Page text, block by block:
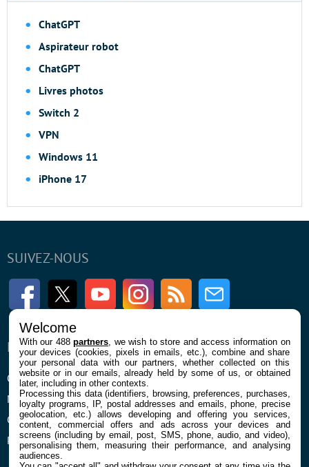
ChatGPT
Aspirateur robot
ChatGPT
Livres photos
Switch 2
VPN
Windows 11
iPhone 17
SUIVEZ-NOUS
FacebookTwitter Youtube InstagramRSS Newsletter
ENTREPRISE
Qui sommes nous
Mentions légales et CGU
Confidentialité et Cookies
Préférences cookies
À PROPOS
La rédaction
Contact
Welcome
With our 488partners , we wish to store and access information on
your devices (cookies, pixels in emails, etc.), combine and share
your personal data with our partners, whether collected on this
website or in our emails, already held by some of us, or obtained
later, including in other contexts.
Processing this data (identifiers, browsing, preferences, purchases,
loyalty programs, IP, postal addresses and emails, phone, precise
geolocation, etc.) allows developing and offering you services,
content, commercial offers and ads across your devices and
screens (including by email, post, SMS, phone, audio, and video),
personalising them, measuring their performance, and analysing
audiences.